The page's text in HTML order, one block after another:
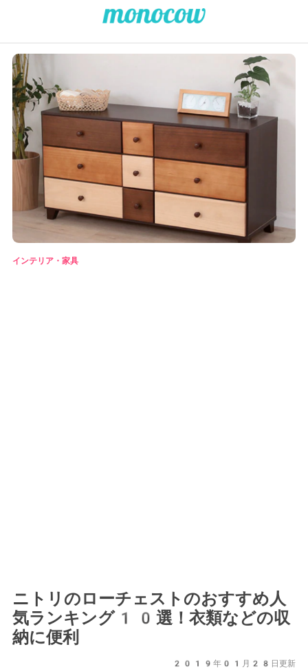
インテリア・家具
ニトリのローチェストのおすすめ人
気ランキング10選！衣類などの収
納に便利
2019年01月28日更新